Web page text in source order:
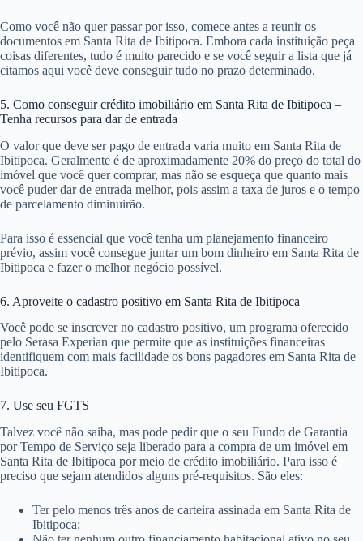
Como você não quer passar por isso, comece antes a reunir os
documentos em Santa Rita de Ibitipoca. Embora cada instituição peça
coisas diferentes, tudo é muito parecido e se você seguir a lista que já
citamos aqui você deve conseguir tudo no prazo determinado.
5. Como conseguir crédito imobiliário em Santa Rita de Ibitipoca –
Tenha recursos para dar de entrada
O valor que deve ser pago de entrada varia muito em Santa Rita de
Ibitipoca. Geralmente é de aproximadamente 20% do preço do total do
imóvel que você quer comprar, mas não se esqueça que quanto mais
você puder dar de entrada melhor, pois assim a taxa de juros e o tempo
de parcelamento diminuirão.
Para isso é essencial que você tenha um planejamento financeiro
prévio, assim você consegue juntar um bom dinheiro em Santa Rita de
Ibitipoca e fazer o melhor negócio possível.
6. Aproveite o cadastro positivo em Santa Rita de Ibitipoca
Você pode se inscrever no cadastro positivo, um programa oferecido
pelo Serasa Experian que permite que as instituições financeiras
identifiquem com mais facilidade os bons pagadores em Santa Rita de
Ibitipoca.
7. Use seu FGTS
Talvez você não saiba, mas pode pedir que o seu Fundo de Garantia
por Tempo de Serviço seja liberado para a compra de um imóvel em
Santa Rita de Ibitipoca por meio de crédito imobiliário. Para isso é
preciso que sejam atendidos alguns pré-requisitos. São eles:
Ter pelo menos três anos de carteira assinada em Santa Rita de
Ibitipoca;